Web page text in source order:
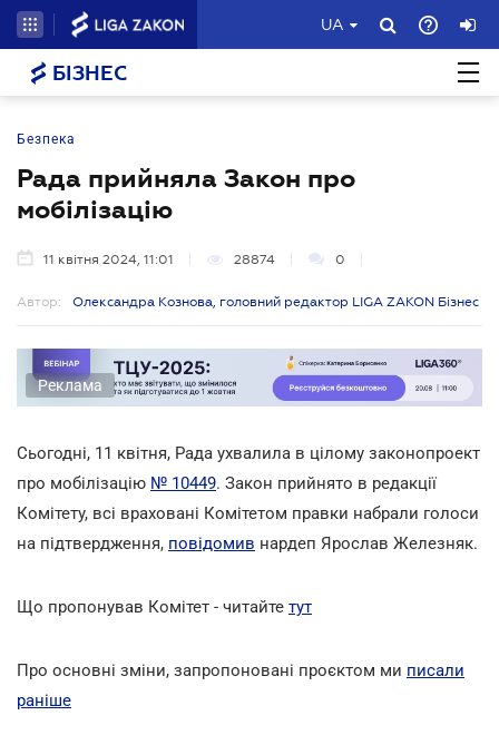
UA
БІЗНЕС
Безпека
Рада прийняла Закон про
мобілізацію
11 квітня 2024, 11:01 28874 0
Автор: Олександра Кознова, головний редактор LIGA ZAKON Бізнес
Реклама
Сьогодні, 11 квітня, Рада ухвалила в цілому законопроект
про мобілізацію № 10449. Закон прийнято в редакції
Комітету, всі враховані Комітетом правки набрали голоси
на підтвердження, повідомив нардеп Ярослав Железняк.
Що пропонував Комітет - читайте тут
Про основні зміни, запропоновані проєктом ми писали
раніше